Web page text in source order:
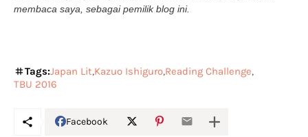
membaca saya, sebagai pemilik blog ini.
Tags:Japan Lit Kazuo Ishiguro Reading Challenge
TBU 2016
Facebook